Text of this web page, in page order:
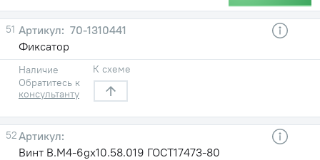
51
70-1310441
Фиксатор
Наличие
Обратитесь к
консультанту
К схеме
52
Винт В.М4-6gх10.58.019 ГОСТ17473-80